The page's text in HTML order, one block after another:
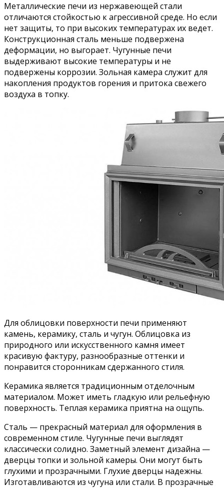
Металлические печи из нержавеющей стали
отличаются стойкостью к агрессивной среде. Но если
нет защиты, то при высоких температурах их ведет.
Конструкционная сталь меньше подвержена
деформации, но выгорает. Чугунные печи
выдерживают высокие температуры и не
подвержены коррозии. Зольная камера служит для
накопления продуктов горения и притока свежего
воздуха в топку.
Для облицовки поверхности печи применяют
камень, керамику, сталь и чугун. Облицовка из
природного или искусственного камня имеет
красивую фактуру, разнообразные оттенки и
понравится сторонникам сдержанного стиля.
Керамика является традиционным отделочным
материалом. Может иметь гладкую или рельефную
поверхность. Теплая керамика приятна на ощупь.
Сталь — прекрасный материал для оформления в
современном стиле. Чугунные печи выглядят
классически солидно. Заметный элемент дизайна —
дверцы топки и зольной камеры. Они могут быть
глухими и прозрачными. Глухие дверцы надежны.
Изготавливаются из чугуна или стали. В прозрачные